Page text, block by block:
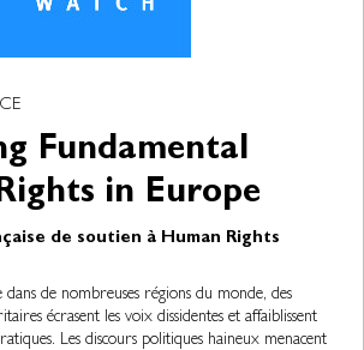
Fundamental
in Europe
de soutien à Human Rights
de nombreuses régions du monde, des
écrasent les voix dissidentes et affaiblissent
Les discours politiques haineux menacent